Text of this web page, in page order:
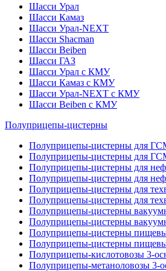
Шасси Урал
Шасси Камаз
Шасси Урал-NEXT
Шасси Shacman
Шасси Beiben
Шасси ГАЗ
Шасси Урал с КМУ
Шасси Камаз с КМУ
Шасси Урал-NEXT с КМУ
Шасси Beiben с КМУ
Полуприцепы-цистерны
Полуприцепы-цистерны для
Полуприцепы-цистерны для
Полуприцепы-цистерны для
Полуприцепы-цистерны для
Полуприцепы-цистерны для
Полуприцепы-цистерны для
Полуприцепы-цистерны
Полуприцепы-цистерны
Полуприцепы-цистерны
Полуприцепы-цистерны
Полуприцепы-кислотовозы 3-
Полуприцепы-метаноловозы 3-